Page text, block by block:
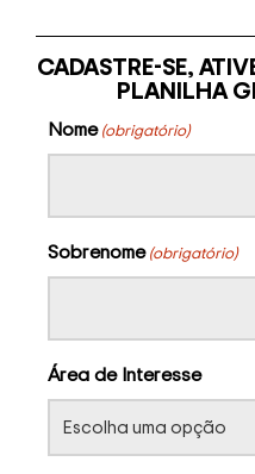
CADASTRE-SE,
PLANILHA
Nome (obrigatório)
Sobrenome (obrigatório)
Área de Interesse